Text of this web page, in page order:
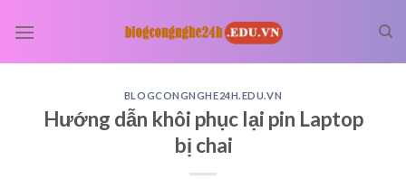
BLOGCONGNGHE24H.EDU.VN
Hướng dẫn khôi phục lại pin Laptop
bị chai